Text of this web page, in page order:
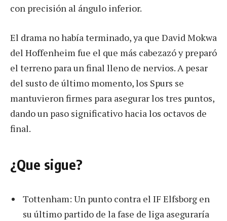
con precisión al ángulo inferior.
El drama no había terminado, ya que David Mokwa
del Hoffenheim fue el que más cabezazó y preparó
el terreno para un final lleno de nervios. A pesar
del susto de último momento, los Spurs se
mantuvieron firmes para asegurar los tres puntos,
dando un paso significativo hacia los octavos de
final.
¿Que sigue?
Tottenham: Un punto contra el IF Elfsborg en
su último partido de la fase de liga aseguraría